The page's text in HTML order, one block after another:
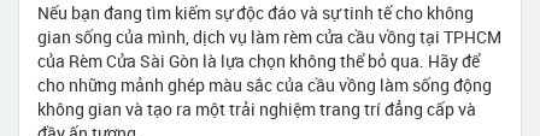
Nếu bạn đang tìm kiếm sự độc đáo và sự tinh tế cho không
gian sống của mình, dịch vụ làm rèm cửa cầu vồng tại TPHCM
của Rèm Cửa Sài Gòn là lựa chọn không thể bỏ qua. Hãy để
cho những mảnh ghép màu sắc của cầu vồng làm sống động
không gian và tạo ra một trải nghiệm trang trí đẳng cấp và